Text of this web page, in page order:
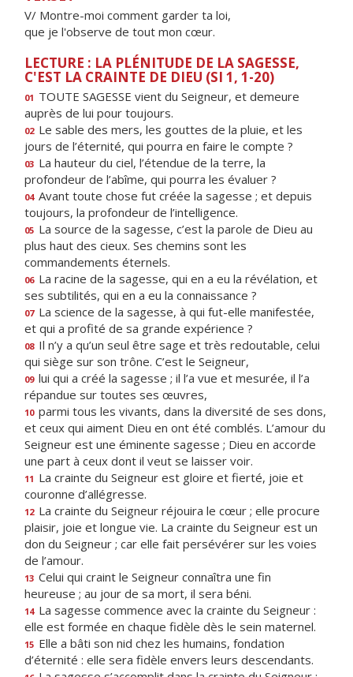
V/ Montre-moi comment garder ta loi,
que je l'observe de tout mon cœur.
LECTURE : LA PLÉNITUDE DE LA SAGESSE,
C'EST LA CRAINTE DE DIEU (SI 1, 1-20)
01 TOUTE SAGESSE vient du Seigneur, et demeure
auprès de lui pour toujours.
02 Le sable des mers, les gouttes de la pluie, et les
jours de l’éternité, qui pourra en faire le compte ?
03 La hauteur du ciel, l’étendue de la terre, la
profondeur de l’abîme, qui pourra les évaluer ?
04 Avant toute chose fut créée la sagesse ; et depuis
toujours, la profondeur de l’intelligence.
05 La source de la sagesse, c’est la parole de Dieu au
plus haut des cieux. Ses chemins sont les
commandements éternels.
06 La racine de la sagesse, qui en a eu la révélation, et
ses subtilités, qui en a eu la connaissance ?
07 La science de la sagesse, à qui fut-elle manifestée,
et qui a profité de sa grande expérience ?
08 Il n’y a qu’un seul être sage et très redoutable, celui
qui siège sur son trône. C’est le Seigneur,
09 lui qui a créé la sagesse ; il l’a vue et mesurée, il l’a
répandue sur toutes ses œuvres,
10 parmi tous les vivants, dans la diversité de ses dons,
et ceux qui aiment Dieu en ont été comblés. L’amour du
Seigneur est une éminente sagesse ; Dieu en accorde
une part à ceux dont il veut se laisser voir.
11 La crainte du Seigneur est gloire et fierté, joie et
couronne d’allégresse.
12 La crainte du Seigneur réjouira le cœur ; elle procure
plaisir, joie et longue vie. La crainte du Seigneur est un
don du Seigneur ; car elle fait persévérer sur les voies
de l’amour.
13 Celui qui craint le Seigneur connaîtra une fin
heureuse ; au jour de sa mort, il sera béni.
14 La sagesse commence avec la crainte du Seigneur :
elle est formée en chaque fidèle dès le sein maternel.
15 Elle a bâti son nid chez les humains, fondation
d’éternité : elle sera fidèle envers leurs descendants.